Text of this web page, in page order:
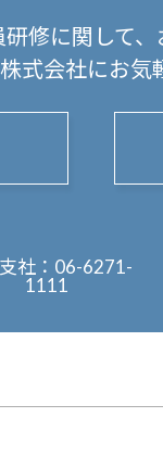
修に関して、
式会社にお気
社： 06-6271-
1111